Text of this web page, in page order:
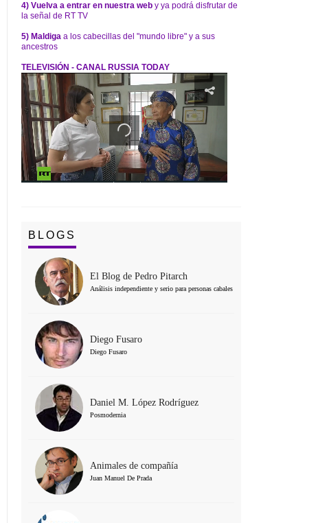
4) Vuelva a entrar en nuestra web y ya podrá disfrutar de
la señal de RT TV
5) Maldiga a los cabecillas del "mundo libre" y a sus
ancestros
TELEVISIÓN - CANAL RUSSIA TODAY
BLOGS
El Blog de Pedro Pitarch
Análisis independiente y serio para personas cabales
Diego Fusaro
Diego Fusaro
Daniel M. López Rodríguez
Posmodernia
Animales de compañía
Juan Manuel De Prada